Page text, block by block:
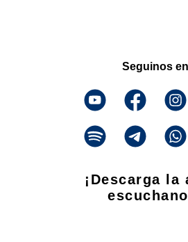
Seguinos en
¡Descarga la